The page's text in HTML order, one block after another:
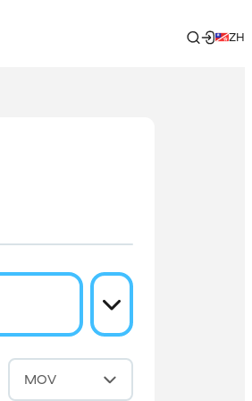
ZH
MOV